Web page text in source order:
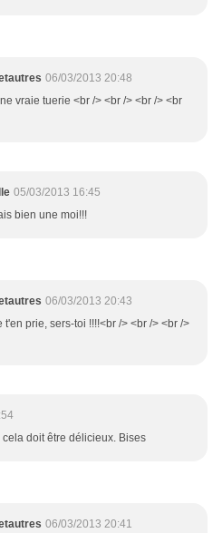
06/03/2013 20:48
vraie tuerie <br /> <br /> <br /> <br
05/03/2013 16:45
bien une moi!!!
06/03/2013 20:43
t'en prie, sers-toi !!!!<br /> <br /> <br />
cela doit être délicieux. Bises
06/03/2013 20:41